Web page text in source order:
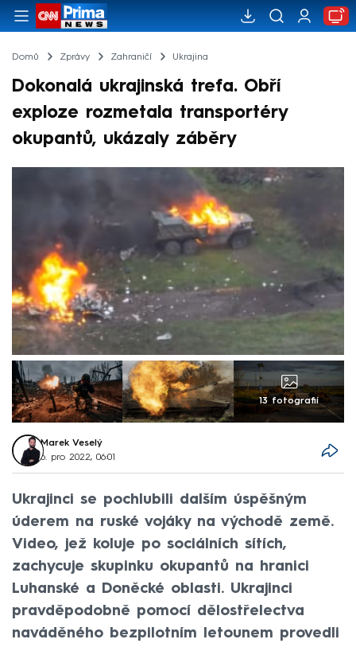
Domů Zprávy Zahraničí Ukrajina
Dokonalá ukrajinská trefa. Obří
exploze rozmetala transportéry
okupantů, ukázaly záběry
13 fotografií
Marek Veselý
6. pro 2022, 06:01
Ukrajinci se pochlubili dalším úspěšným
úderem na ruské vojáky na východě země.
Video, jež koluje po sociálních sítích,
zachycuje skupinku okupantů na hranici
Luhanské a Doněcké oblasti. Ukrajinci
pravděpodobně pomocí dělostřelectva
naváděného bezpilotním letounem provedli